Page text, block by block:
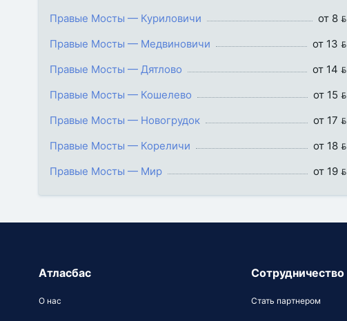
Правые Мосты — Куриловичи
от 8 
Правые Мосты — Медвиновичи
от 13 
Правые Мосты — Дятлово
от 14 
Правые Мосты — Кошелево
от 15 
Правые Мосты — Новогрудок
от 17 
Правые Мосты — Кореличи
от 18 
Правые Мосты — Мир
от 19 
Атласбас
О нас
Сотрудничество
Стать партнером